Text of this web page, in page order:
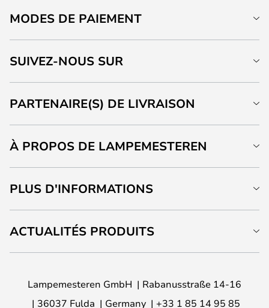
MODES DE PAIEMENT
SUIVEZ-NOUS SUR
PARTENAIRE(S) DE LIVRAISON
À PROPOS DE LAMPEMESTEREN
PLUS D'INFORMATIONS
ACTUALITÉS PRODUITS
Lampemesteren GmbH
Rabanusstraße 14-16
36037 Fulda
Germany +33 1 85 14 95 85